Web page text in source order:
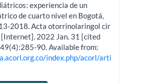
experiencia de un
de cuarto nivel en Bogotá,
2018. Acta otorrinolaringol cir
[Internet]. 2022 Jan. 31 [cited
90. Available from:
index.php/acorl/arti